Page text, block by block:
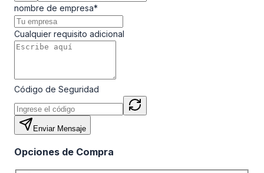
nombre de empresa*
Cualquier requisito adicional
Código de Seguridad
Enviar Mensaje
Opciones de Compra